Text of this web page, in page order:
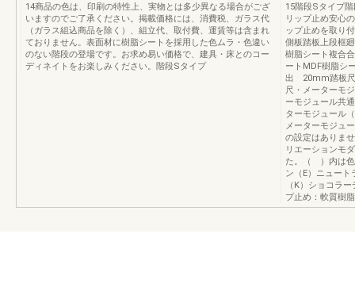
14商品の色は、印刷の特性上、実物とは多少異なる場合がござ
いますのでご了承ください。掲載価格には、消費税、ガラス代
（ガラス組込商品を除く）、組立代、取付費、運賃等は含まれ
ておりません。表面材に樹脂シートを採用した色ムラ・色違い
のない階段の登場です。お求め易い価格で、建具・床とのコー
ディネイトをお楽しみください。階段Sタイプ
15階段Sタイプ
リップ止め安心
ップ止めを取り
側板踏板上段框
樹脂シート複合
ートMDF樹脂
出 20mm踏板尺
尺・メーターモ
ーモジュール共
ターモジュール
メーターモジュ
の設定はありま
リエーションモ
た。（ ）内は色
ン（E）ニュー
（K）ショコラ
プ止め：軟質樹脂